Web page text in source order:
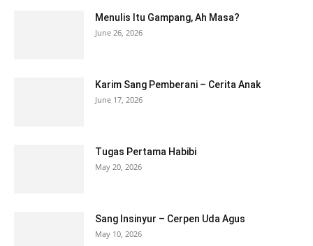
Menulis Itu Gampang, Ah Masa?
June 26, 2026
Karim Sang Pemberani – Cerita Anak
June 17, 2026
Tugas Pertama Habibi
May 20, 2026
Sang Insinyur – Cerpen Uda Agus
May 10, 2026